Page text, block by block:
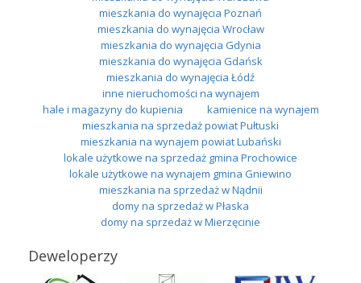
mieszkania do wynajęcia Poznań
mieszkania do wynajęcia Wrocław
mieszkania do wynajęcia Gdynia
mieszkania do wynajęcia Gdańsk
mieszkania do wynajęcia Łódź
inne nieruchomości na wynajem
hale i magazyny do kupienia
kamienice na wynajem
mieszkania na sprzedaż powiat Pułtuski
mieszkania na wynajem powiat Lubański
lokale użytkowe na sprzedaż gmina Prochowice
lokale użytkowe na wynajem gmina Gniewino
mieszkania na sprzedaż w Nądnii
domy na sprzedaż w Płaska
domy na sprzedaż w Mierzęcinie
Deweloperzy